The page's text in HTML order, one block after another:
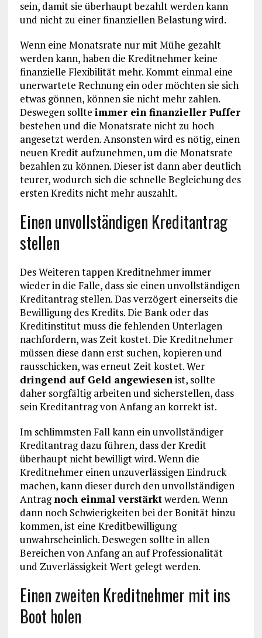
sein, damit sie überhaupt bezahlt werden kann
und nicht zu einer finanziellen Belastung wird.
Wenn eine Monatsrate nur mit Mühe gezahlt
werden kann, haben die Kreditnehmer keine
finanzielle Flexibilität mehr. Kommt einmal eine
unerwartete Rechnung ein oder möchten sie sich
etwas gönnen, können sie nicht mehr zahlen.
Deswegen sollte immer ein finanzieller Puffer
bestehen und die Monatsrate nicht zu hoch
angesetzt werden. Ansonsten wird es nötig, einen
neuen Kredit aufzunehmen, um die Monatsrate
bezahlen zu können. Dieser ist dann aber deutlich
teurer, wodurch sich die schnelle Begleichung des
ersten Kredits nicht mehr auszahlt.
Einen unvollständigen Kreditantrag
stellen
Des Weiteren tappen Kreditnehmer immer
wieder in die Falle, dass sie einen unvollständigen
Kreditantrag stellen. Das verzögert einerseits die
Bewilligung des Kredits. Die Bank oder das
Kreditinstitut muss die fehlenden Unterlagen
nachfordern, was Zeit kostet. Die Kreditnehmer
müssen diese dann erst suchen, kopieren und
rausschicken, was erneut Zeit kostet. Wer
dringend auf Geld angewiesenist, sollte
daher sorgfältig arbeiten und sicherstellen, dass
sein Kreditantrag von Anfang an korrekt ist.
Im schlimmsten Fall kann ein unvollständiger
Kreditantrag dazu führen, dass der Kredit
überhaupt nicht bewilligt wird. Wenn die
Kreditnehmer einen unzuverlässigen Eindruck
machen, kann dieser durch den unvollständigen
Antragnoch einmal verstärktwerden. Wenn
dann noch Schwierigkeiten bei der Bonität hinzu
kommen, ist eine Kreditbewilligung
unwahrscheinlich. Deswegen sollte in allen
Bereichen von Anfang an auf Professionalität
und Zuverlässigkeit Wert gelegt werden.
Einen zweiten Kreditnehmer mit ins
Boot holen